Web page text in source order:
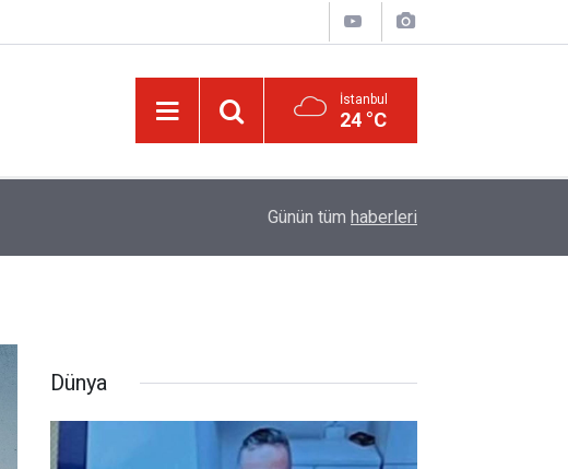
İstanbul
24 °C
Bilim insanlarından hafıza keşfi: Unutulan
Günün tüm haberleri
Dünya